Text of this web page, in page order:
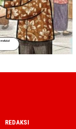
REDAKSI